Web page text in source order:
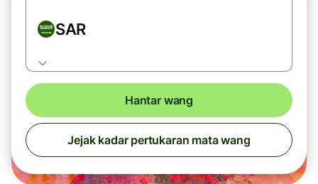
SAR
Hantar wang
Jejak kadar pertukaran mata wang